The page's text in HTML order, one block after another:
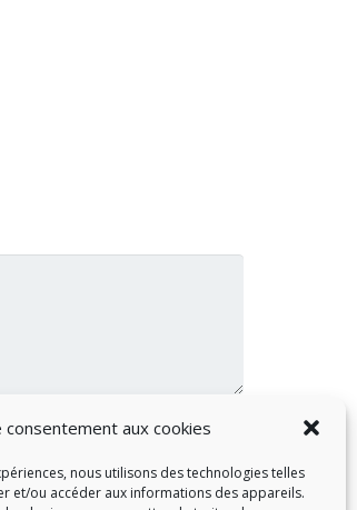
consentement aux cookies
nous utilisons des technologies telles
et/ou accéder aux informations des appareils.